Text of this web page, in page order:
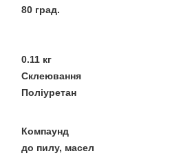
80 град.
0.11 кг
Склеювання
Поліуретан
Компаунд
до пилу, масел